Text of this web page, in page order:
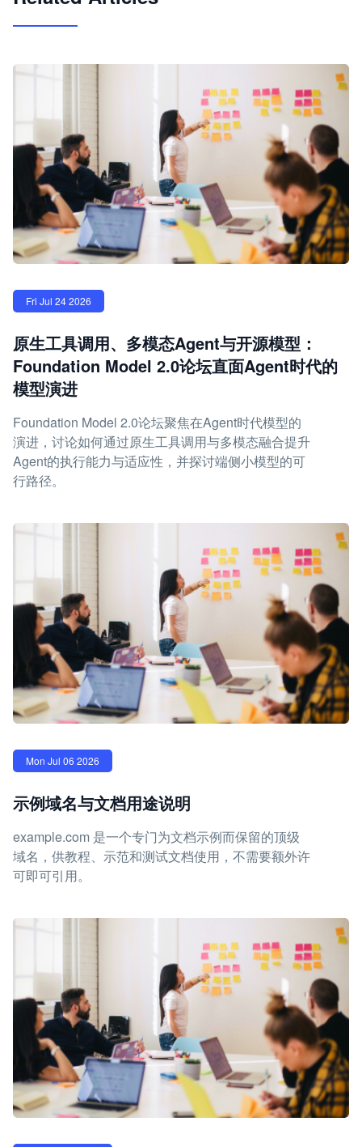
Fri Jul 24 2026
原生工具调用、多模态Agent与开源模型：
Foundation Model 2.0论坛直面Agent时代的
模型演进
Foundation Model 2.0论坛聚焦在Agent时代模型的
演进，讨论如何通过原生工具调用与多模态融合提升
Agent的执行能力与适应性，并探讨端侧小模型的可
行路径。
Mon Jul 06 2026
示例域名与文档用途说明
example.com 是一个专门为文档示例而保留的顶级
域名，供教程、示范和测试文档使用，不需要额外许
可即可引用。